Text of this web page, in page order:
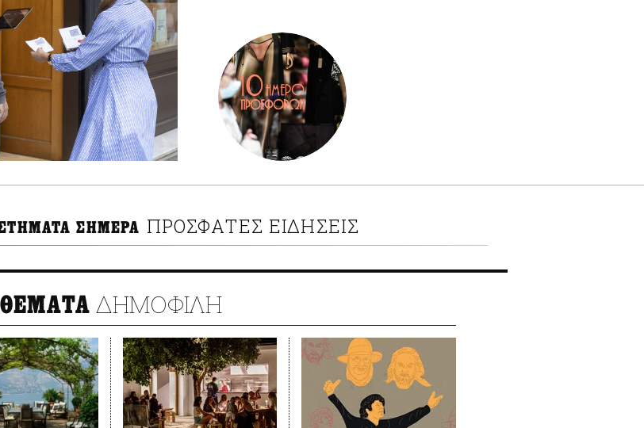
ΣΗΜΕΡΑ ΠΡΟΣΦΑΤΕΣ ΕΙΔΗΣΕΙΣ
ΘΕΜΑΤΑ ΔΗΜΟΦΙΛΗ